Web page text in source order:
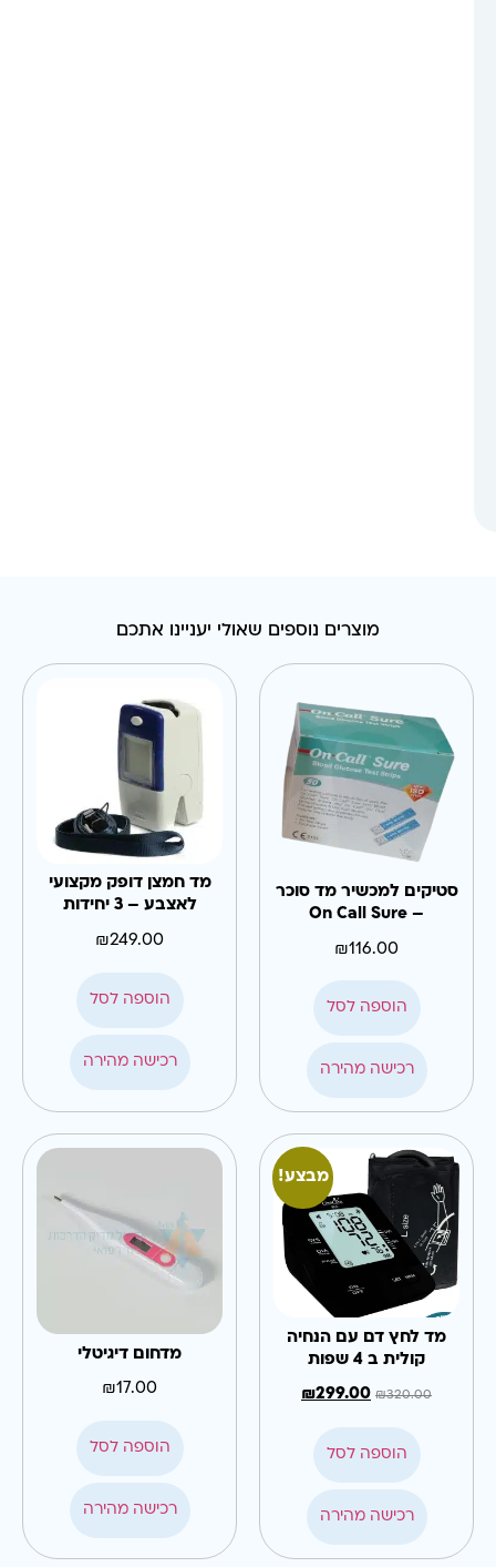
מוצרים נוספים שאולי יעניינו אתכם
סטיקים למכשיר מד סוכר
– On Call Sure
₪116.00
הוספה לסל
רכישה מהירה
מד חמצן דופק מקצועי
לאצבע – 3 יחידות
₪249.00
הוספה לסל
רכישה מהירה
מבצע!
מד לחץ דם עם הנחיה
קולית ב 4 שפות
₪320.00
₪299.00
הוספה לסל
רכישה מהירה
מדחום דיגיטלי
₪17.00
הוספה לסל
רכישה מהירה